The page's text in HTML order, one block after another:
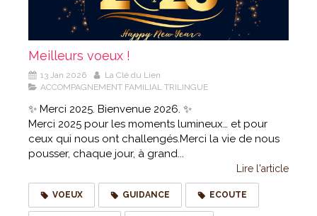
Meilleurs voeux !
13 Jan 2026
La Clé du Lien
ACCOMPAGNEMENT FAMILIAL TRILINGUE
✨ Merci 2025. Bienvenue 2026. ✨
Merci 2025 pour les moments lumineux… et pour
ceux qui nous ont challengés.Merci la vie de nous
pousser, chaque jour, à grand...
Lire l'article
VOEUX GUIDANCE ECOUTE